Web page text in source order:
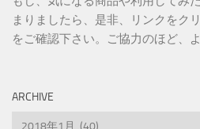
まりましたら、是非、リンクをク
をご確認下さい。ご協力のほど、
ARCHIVE
Archive